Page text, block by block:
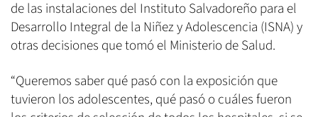
de las instalaciones del Instituto Salvadoreño para el
Desarrollo Integral de la Niñez y Adolescencia (ISNA) y
otras decisiones que tomó el Ministerio de Salud.
“Queremos saber qué pasó con la exposición que
tuvieron los adolescentes, qué pasó o cuáles fueron